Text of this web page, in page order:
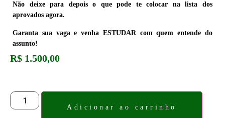
Não deixe para depois o que pode te colocar na lista dos
aprovados agora.
Garanta sua vaga e venha ESTUDAR com quem entende do
assunto!
R$ 1.500,00
Adicionar ao carrinho